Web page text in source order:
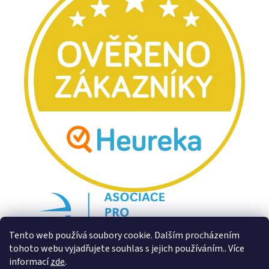
Tento web používá soubory cookie. Dalším procházením
tohoto webu vyjadřujete souhlas s jejich používáním.. Více
informacízde.